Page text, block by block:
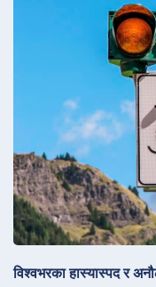
विश्वभरका हास्यास्पद र